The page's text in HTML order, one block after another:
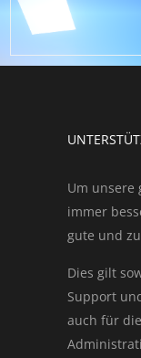
Um unsere
immer
gute und
Dies gilt
Support
auch für